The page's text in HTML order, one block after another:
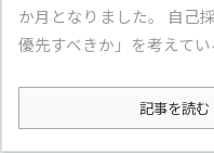
か月となりました。 自己
優先すべきか」を考えて
記事を読む